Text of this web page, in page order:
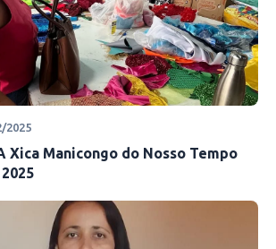
2025
Xica Manicongo do Nosso Tempo